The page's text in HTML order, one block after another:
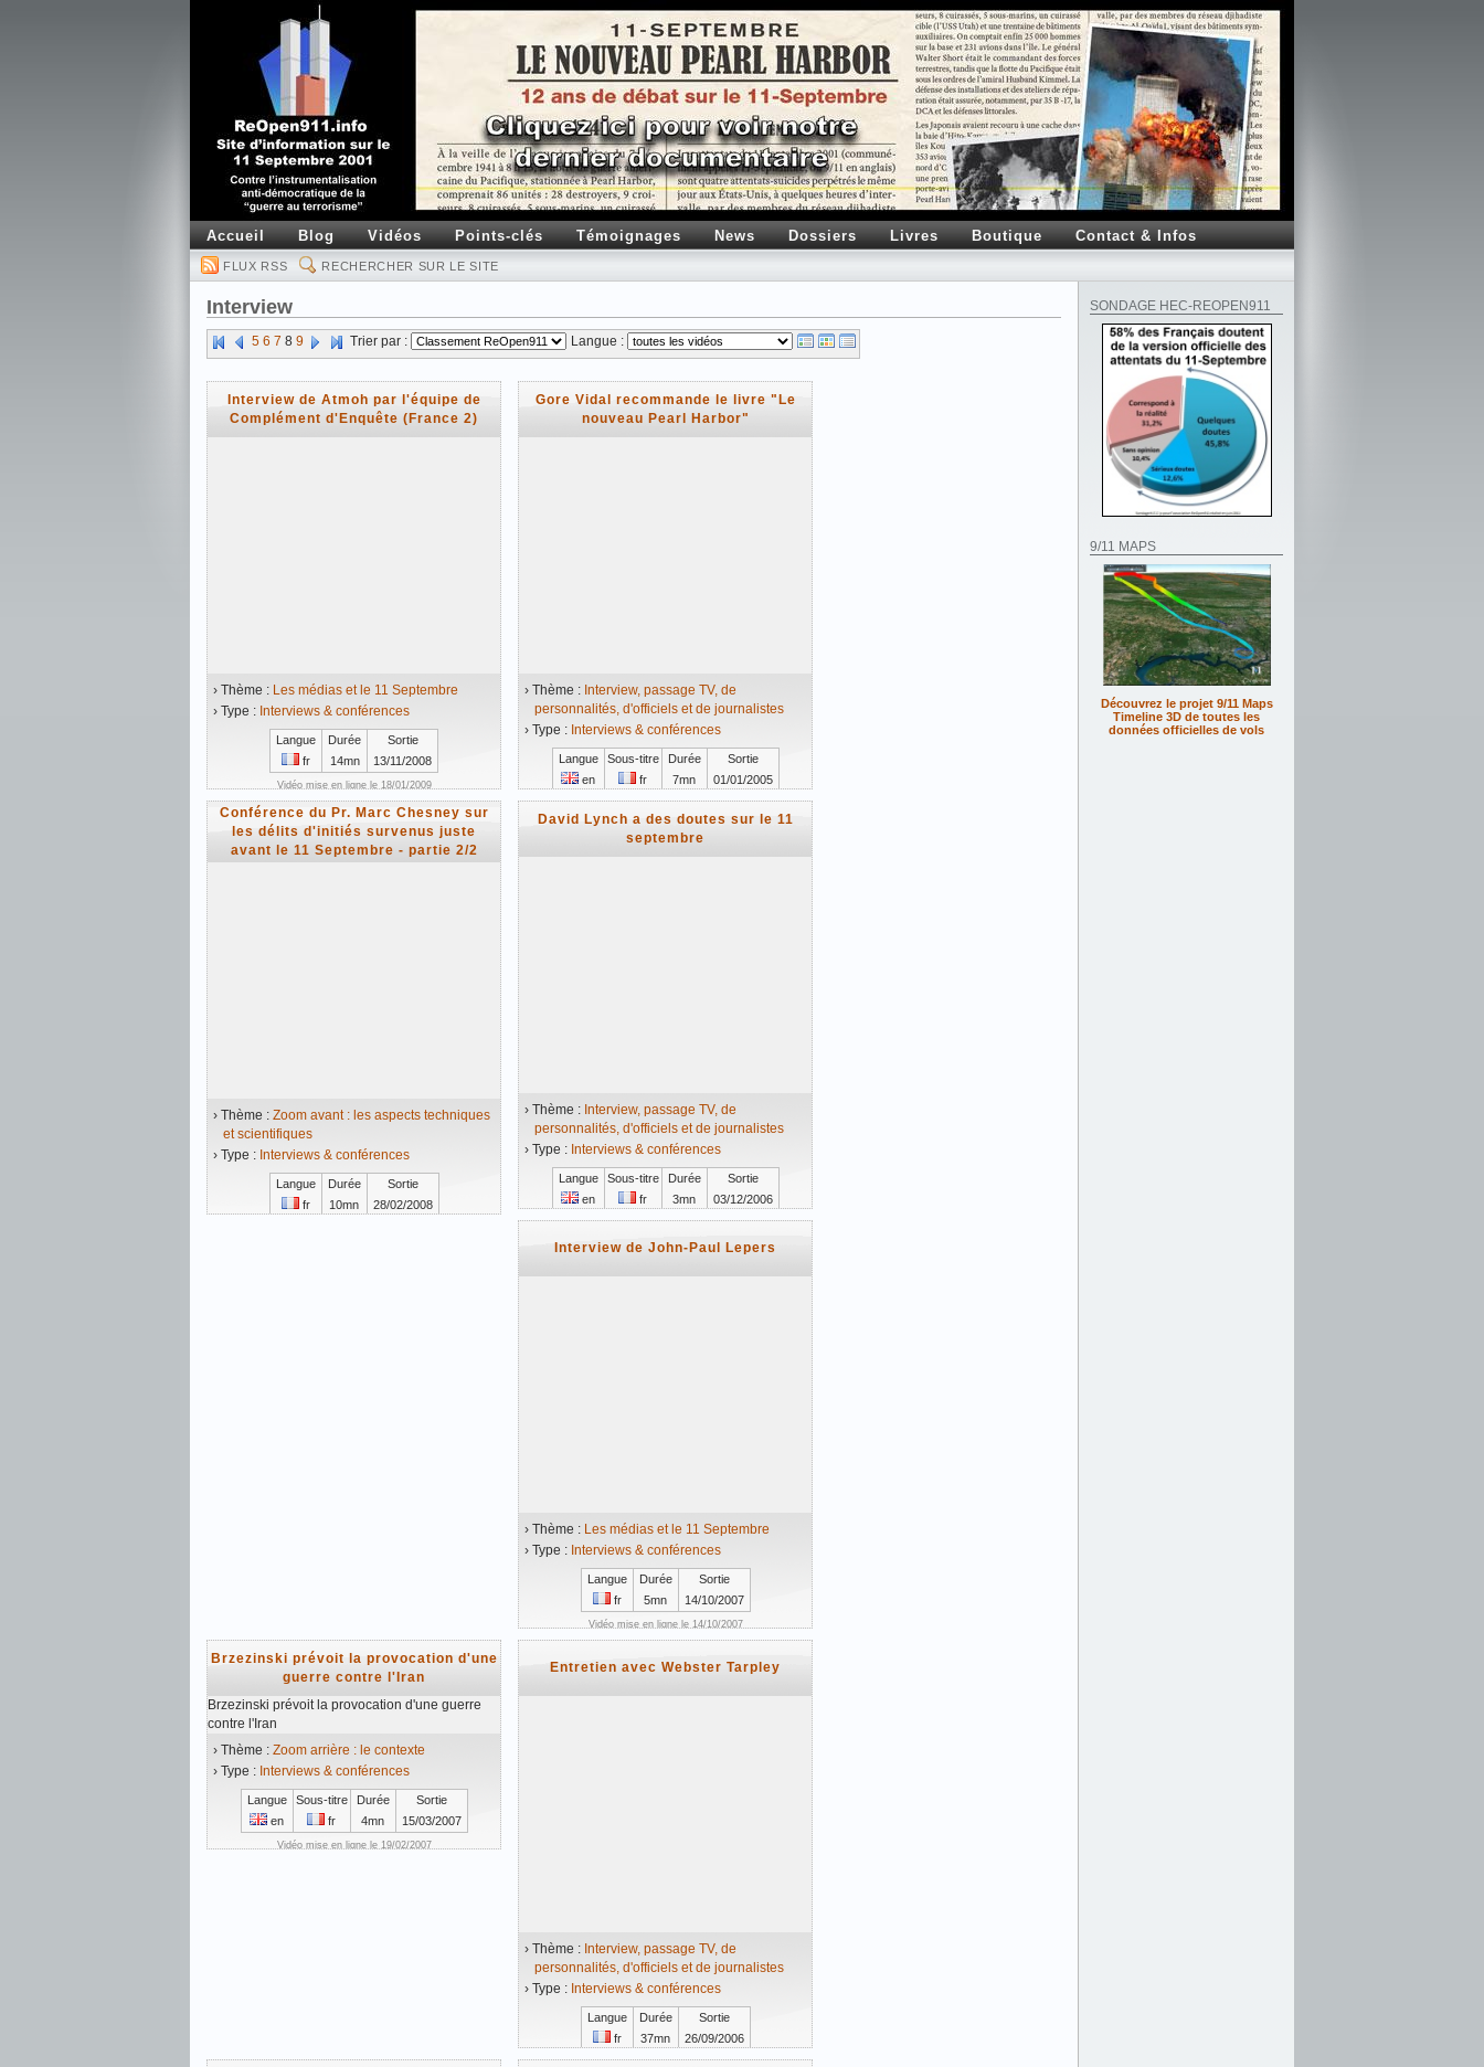
Accueil Blog Vidéos Points-clés Témoignages News Dossiers Livres Boutique Contact & Infos
FLUX RSS RECHERCHER SUR LE SITE
Interview
5 6 7 8 9 Trier par : Langue :
Interview de Atmoh par l'équipe de
Complément d'Enquête (France 2)
› Thème : Les médias et le 11 Septembre
› Type : Interviews & conférences
Langue Durée
Sortie
fr
14mn 13/11/2008
Vidéo mise en ligne le 18/01/2009
Gore Vidal recommande le livre "Le
nouveau Pearl Harbor"
› Thème : Interview, passage TV, de
personnalités, d'officiels et de journalistes
› Type : Interviews & conférences
Langue Sous-titre Durée
Sortie
en
fr 7mn 01/01/2005
Vidéo mise en ligne le 17/11/2008
Conférence du Pr. Marc Chesney sur
les délits d'initiés survenus juste
avant le 11 Septembre - partie 2/2
› Thème : Zoom avant : les aspects techniques
et scientifiques
› Type : Interviews & conférences
Langue Durée
Sortie
fr
10mn 28/02/2008
David Lynch a des doutes sur le 11
septembre
› Thème : Interview, passage TV, de
personnalités, d'officiels et de journalistes
› Type : Interviews & conférences
Langue Sous-titre Durée
Sortie
en
fr 3mn 03/12/2006
Vidéo mise en ligne le 15/09/2008
Interview de John-Paul Lepers
› Thème : Les médias et le 11 Septembre
› Type : Interviews & conférences
Langue Durée
Sortie
fr
5mn 14/10/2007
Vidéo mise en ligne le 14/10/2007
Brzezinski prévoit la provocation d'une
guerre contre l'Iran
Brzezinski prévoit la provocation d'une guerre
contre l'Iran
› Thème : Zoom arrière : le contexte
› Type : Interviews & conférences
Langue Sous-titre Durée
Sortie
en
fr 4mn 15/03/2007
Vidéo mise en ligne le 19/02/2007
Entretien avec Webster Tarpley
› Thème : Interview, passage TV, de
personnalités, d'officiels et de journalistes
› Type : Interviews & conférences
Langue Durée
Sortie
fr
37mn 26/09/2006
Vidéo mise en ligne le 26/09/2006
SONDAGE HEC-REOPEN911
9/11 MAPS
Découvrez le projet 9/11 Maps
Timeline 3D de toutes les
données officielles de vols